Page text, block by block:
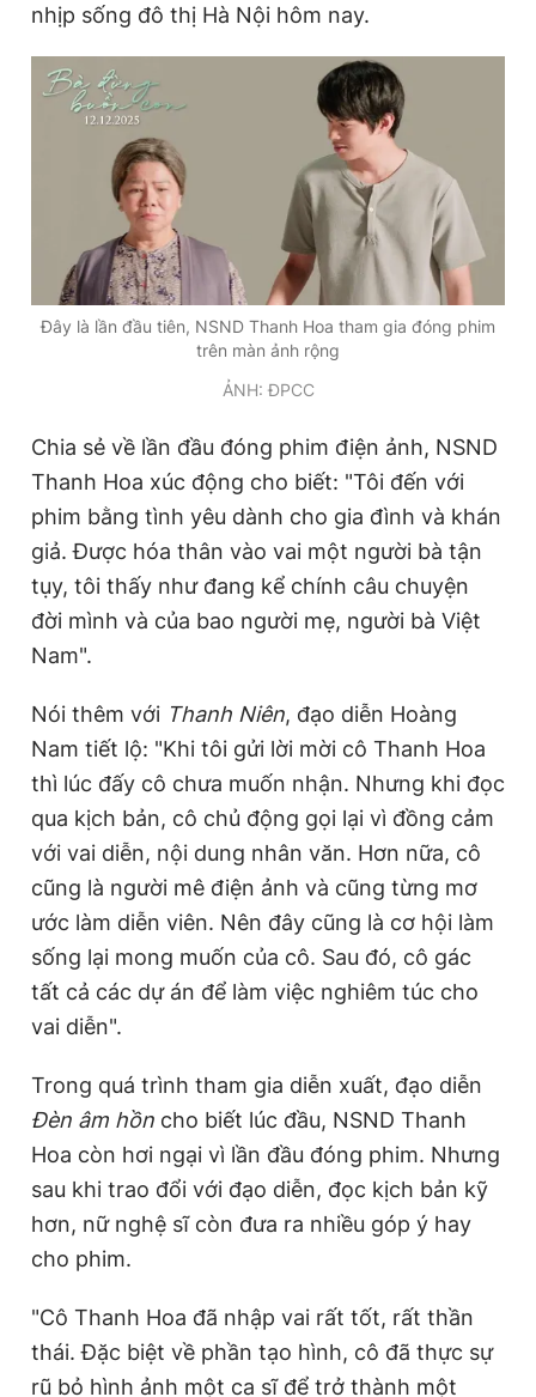
nhịp sống đô thị Hà Nội hôm nay.
Đây là lần đầu tiên, NSND Thanh Hoa tham gia đóng phim
trên màn ảnh rộng
ẢNH: ĐPCC
Chia sẻ về lần đầu đóng phim điện ảnh, NSND
Thanh Hoa xúc động cho biết: "Tôi đến với
phim bằng tình yêu dành cho gia đình và khán
giả. Được hóa thân vào vai một người bà tận
tụy, tôi thấy như đang kể chính câu chuyện
đời mình và của bao người mẹ, người bà Việt
Nam".
Nói thêm với Thanh Niên, đạo diễn Hoàng
Nam tiết lộ: "Khi tôi gửi lời mời cô Thanh Hoa
thì lúc đấy cô chưa muốn nhận. Nhưng khi đọc
qua kịch bản, cô chủ động gọi lại vì đồng cảm
với vai diễn, nội dung nhân văn. Hơn nữa, cô
cũng là người mê điện ảnh và cũng từng mơ
ước làm diễn viên. Nên đây cũng là cơ hội làm
sống lại mong muốn của cô. Sau đó, cô gác
tất cả các dự án để làm việc nghiêm túc cho
vai diễn".
Trong quá trình tham gia diễn xuất, đạo diễn
Đèn âm hồn cho biết lúc đầu, NSND Thanh
Hoa còn hơi ngại vì lần đầu đóng phim. Nhưng
sau khi trao đổi với đạo diễn, đọc kịch bản kỹ
hơn, nữ nghệ sĩ còn đưa ra nhiều góp ý hay
cho phim.
"Cô Thanh Hoa đã nhập vai rất tốt, rất thần
thái. Đặc biệt về phần tạo hình, cô đã thực sự
rũ bỏ hình ảnh một ca sĩ để trở thành một